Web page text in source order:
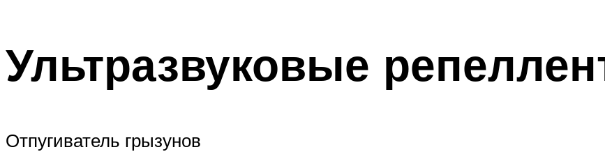
Ультразвуковые
Отпугиватель грызунов